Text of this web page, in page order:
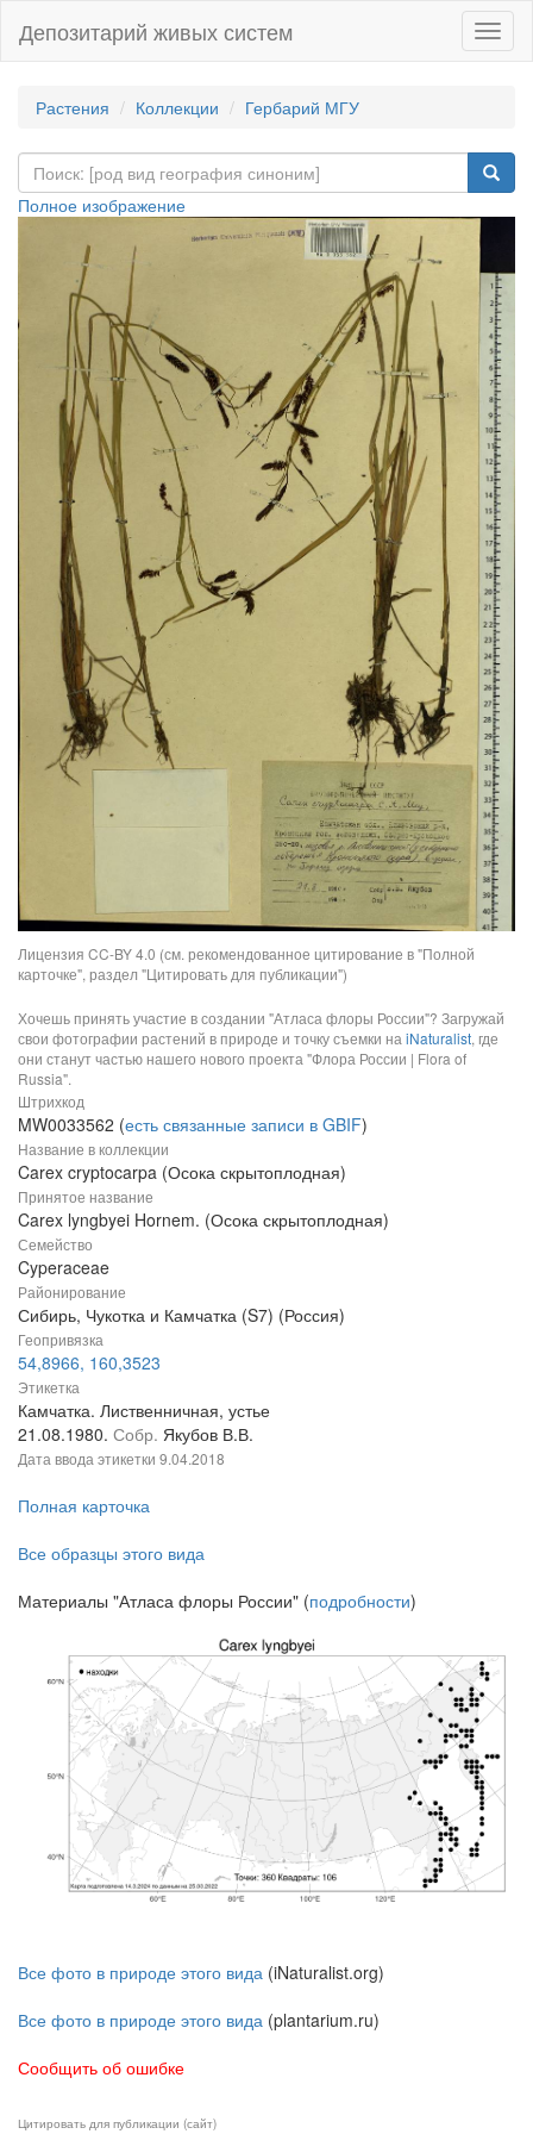
Депозитарий живых систем
Растения Коллекции Гербарий МГУ
Полное изображение
Лицензия CC-BY 4.0 (см. рекомендованное цитирование в "Полной
карточке", раздел "Цитировать для публикации")
Хочешь принять участие в создании "Атласа флоры России"? Загружай
свои фотографии растений в природе и точку съемки наiNaturalist, где
они станут частью нашего нового проекта "Флора России | Flora of
Russia".
Штрихкод
MW0033562 (есть связанные записи в GBIF)
Название в коллекции
Carex cryptocarpa (Осока скрытоплодная)
Принятое название
Carex lyngbyei Hornem. (Осока скрытоплодная)
Семейство
Cyperaceae
Районирование
Сибирь, Чукотка и Камчатка (S7) (Россия)
Геопривязка
54,8966, 160,3523
Этикетка
Камчатка. Лиственничная, устье
21.08.1980. Собр. Якубов В.В.
Дата ввода этикетки 9.04.2018
Полная карточка
Все образцы этого вида
Материалы "Атласа флоры России" (подробности)
Все фото в природе этого вида (iNaturalist.org)
Все фото в природе этого вида (plantarium.ru)
Сообщить об ошибке
Цитировать для публикации (сайт)